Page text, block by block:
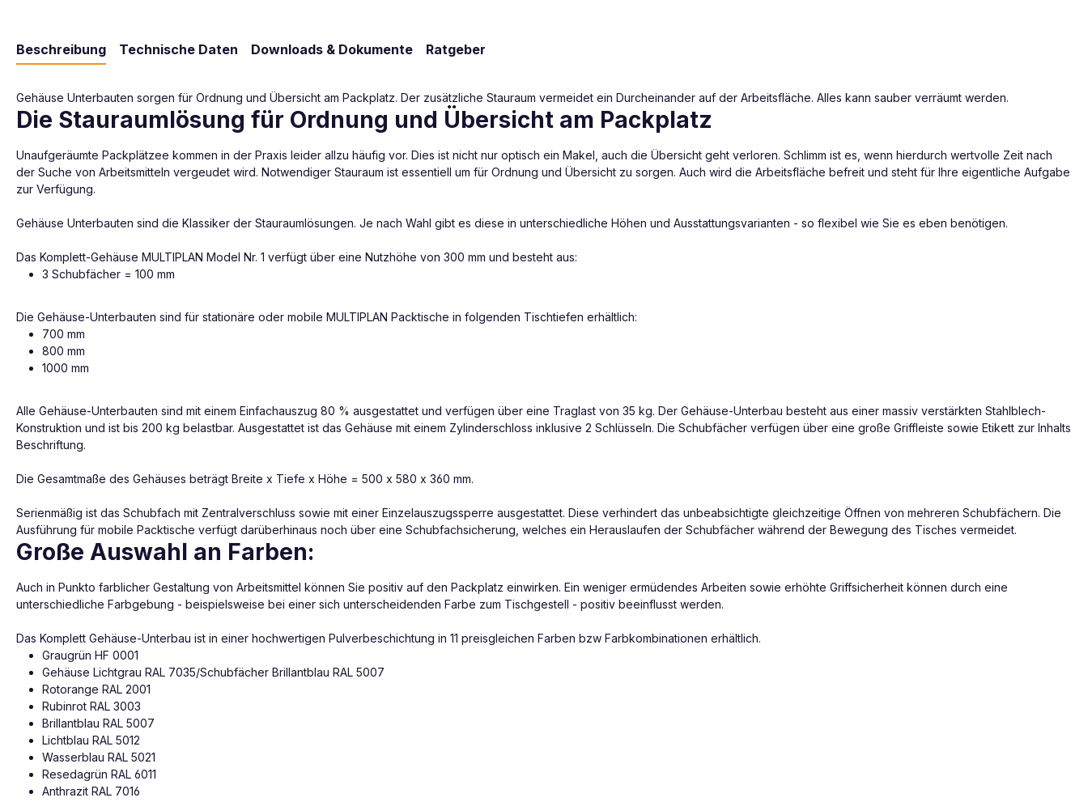
Beschreibung Technische Daten Downloads & Dokumente Ratgeber
Gehäuse Unterbauten sorgen für Ordnung und Übersicht am Packplatz. Der zusätzliche Stauraum vermeidet ein Durcheinander auf der Arbeitsfläche. Alles kann sauber verräumt werden.
Die Stauraumlösung für Ordnung und Übersicht am Packplatz
Unaufgeräumte Packplätzee kommen in der Praxis leider allzu häufig vor. Dies ist nicht nur optisch ein Makel, auch die Übersicht geht verloren. Schlimm ist es, wenn hierdurch wertvolle Zeit nach
der Suche von Arbeitsmitteln vergeudet wird. Notwendiger Stauraum ist essentiell um für Ordnung und Übersicht zu sorgen. Auch wird die Arbeitsfläche befreit und steht für Ihre eigentliche Aufgabe
zur Verfügung.
Gehäuse Unterbauten sind die Klassiker der Stauraumlösungen. Je nach Wahl gibt es diese in unterschiedliche Höhen und Ausstattungsvarianten - so flexibel wie Sie es eben benötigen.
Das Komplett-Gehäuse MULTIPLAN Model Nr. 1 verfügt über eine Nutzhöhe von 300 mm und besteht aus:
3 Schubfächer = 100 mm
Die Gehäuse-Unterbauten sind für stationäre oder mobile MULTIPLAN Packtische in folgenden Tischtiefen erhältlich:
700 mm
800 mm
1000 mm
Alle Gehäuse-Unterbauten sind mit einem Einfachauszug 80 % ausgestattet und verfügen über eine Traglast von 35 kg. Der Gehäuse-Unterbau besteht aus einer massiv verstärkten Stahlblech-
Konstruktion und ist bis 200 kg belastbar. Ausgestattet ist das Gehäuse mit einem Zylinderschloss inklusive 2 Schlüsseln. Die Schubfächer verfügen über eine große Griffleiste sowie Etikett zur Inhalts
Beschriftung.
Die Gesamtmaße des Gehäuses beträgt Breite x Tiefe x Höhe = 500 x 580 x 360 mm.
Serienmäßig ist das Schubfach mit Zentralverschluss sowie mit einer Einzelauszugssperre ausgestattet. Diese verhindert das unbeabsichtigte gleichzeitige Öffnen von mehreren Schubfächern. Die
Ausführung für mobile Packtische verfügt darüberhinaus noch über eine Schubfachsicherung, welches ein Herauslaufen der Schubfächer während der Bewegung des Tisches vermeidet.
Große Auswahl an Farben:
Auch in Punkto farblicher Gestaltung von Arbeitsmittel können Sie positiv auf den Packplatz einwirken. Ein weniger ermüdendes Arbeiten sowie erhöhte Griffsicherheit können durch eine
unterschiedliche Farbgebung - beispielsweise bei einer sich unterscheidenden Farbe zum Tischgestell - positiv beeinflusst werden.
Das Komplett Gehäuse-Unterbau ist in einer hochwertigen Pulverbeschichtung in 11 preisgleichen Farben bzw Farbkombinationen erhältlich.
Graugrün HF 0001
Gehäuse Lichtgrau RAL 7035/Schubfächer Brillantblau RAL 5007
Rotorange RAL 2001
Rubinrot RAL 3003
Brillantblau RAL 5007
Lichtblau RAL 5012
Wasserblau RAL 5021
Resedagrün RAL 6011
Anthrazit RAL 7016